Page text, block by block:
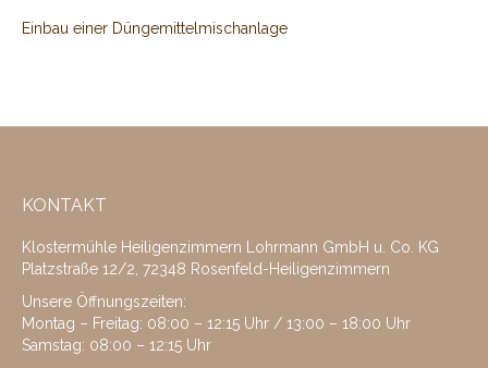
Freitag
Uhr
Uhr
Der
Altmühltaler
Geflügelhandel
ist ab März
Einbau einer Düngemittelmischanlage
KONTAKT
Klostermühle Heiligenzimmern Lohrmann GmbH u. Co. KG
Platzstraße 12/2, 72348 Rosenfeld-Heiligenzimmern
Unsere Öffnungszeiten:
Montag – Freitag: 08:00 – 12:15 Uhr / 13:00 – 18:00 Uhr
Samstag: 08:00 – 12:15 Uhr